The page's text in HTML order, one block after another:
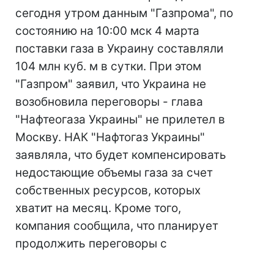
сегодня утром данным "Газпрома", по
состоянию на 10:00 мск 4 марта
поставки газа в Украину составляли
104 млн куб. м в сутки. При этом
"Газпром" заявил, что Украина не
возобновила переговоры - глава
"Нафтеогаза Украины" не прилетел в
Москву. НАК "Нафтогаз Украины"
заявляла, что будет компенсировать
недостающие объемы газа за счет
собственных ресурсов, которых
хватит на месяц. Кроме того,
компания сообщила, что планирует
продолжить переговоры с